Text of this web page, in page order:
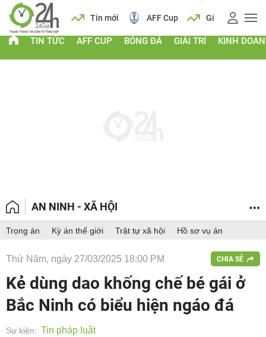
Lịch Tin mới AFF Cup Giá vàng
TIN TỨC AFF CUP BÓNG ĐÁ GIẢI TRÍ KINH
AN NINH - XÃ HỘI
Trọng án Kỳ án thế giới Trật tự xã hội Hồ sơ vụ án
Thứ Năm, ngày 27/03/2025 18:00 PM CHIA SẺ
Kẻ dùng dao khống chế bé gái ở
Bắc Ninh có biểu hiện ngáo đá
Sự kiện: Tin pháp luật